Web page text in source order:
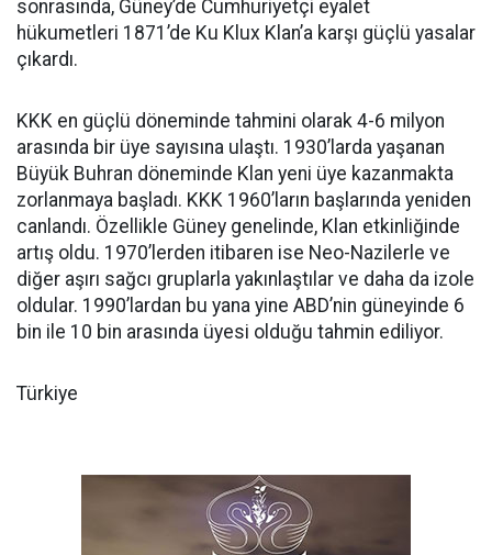
sonrasında, Güney’de Cumhuriyetçi eyalet
hükumetleri 1871’de Ku Klux Klan’a karşı güçlü yasalar
çıkardı.
KKK en güçlü döneminde tahmini olarak 4-6 milyon
arasında bir üye sayısına ulaştı. 1930’larda yaşanan
Büyük Buhran döneminde Klan yeni üye kazanmakta
zorlanmaya başladı. KKK 1960’ların başlarında yeniden
canlandı. Özellikle Güney genelinde, Klan etkinliğinde
artış oldu. 1970’lerden itibaren ise Neo-Nazilerle ve
diğer aşırı sağcı gruplarla yakınlaştılar ve daha da izole
oldular. 1990’lardan bu yana yine ABD’nin güneyinde 6
bin ile 10 bin arasında üyesi olduğu tahmin ediliyor.
Türkiye